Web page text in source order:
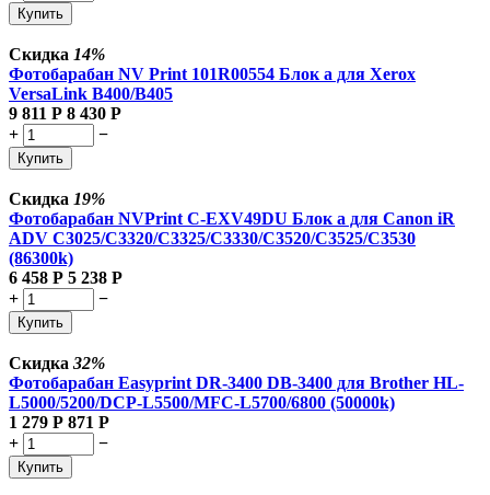
Купить
Скидка 14%
Фотобарабан NV Print 101R00554 Блок а для Xerox
VersaLink B400/B405
9 811 Р 8 430 Р
+
−
Купить
Скидка 19%
Фотобарабан NVPrint C-EXV49DU Блок а для Canon iR
ADV C3025/C3320/C3325/C3330/C3520/C3525/C3530
(86300k)
6 458 Р 5 238 Р
+
−
Купить
Скидка 32%
Фотобарабан Easyprint DR-3400 DB-3400 для Brother HL-
L5000/5200/DCP-L5500/MFC-L5700/6800 (50000k)
1 279 Р 871 Р
+
−
Купить